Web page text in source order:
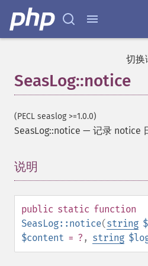
切换
SeasLog::notice
(PECL seaslog >=1.0.0)
SeasLog::notice — 记录 notice
说明
public static function
SeasLog::notice(string
$content = ? , string